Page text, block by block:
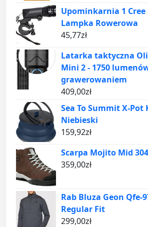
Upominkarnia 1 Cree
Lampka Rowerowa
45,77zł
Latarka taktyczna
Mini 2 - 1750
grawerowaniem
409,00zł
Sea To Summit X-Pot
Niebieski
159,92zł
Scarpa Mojito Mid
359,00zł
Rab Bluza Geon Qfe-
Regular Fit
299,00zł